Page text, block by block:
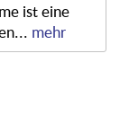
ist eine
mehr